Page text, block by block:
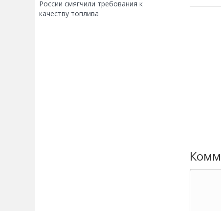
России смягчили требования к
качеству топлива